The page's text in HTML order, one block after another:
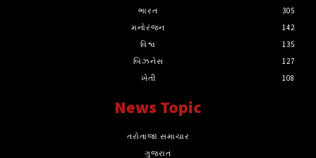
ભારત
305
મનોરંજન
142
વિશ્વ
135
બિઝનેસ
127
ખેતી
108
News Topic
તરોતાજા સમાચાર
ગુજરાત